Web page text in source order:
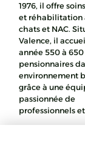
1976, il offre
et réhabilitation
chats et NAC.
Valence, il
année 550 à 650
pensionnaires
environnement
grâce à une
passionnée de
professionnels